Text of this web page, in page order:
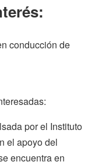
conducción de
por el Instituto
el apoyo del
encuentra en